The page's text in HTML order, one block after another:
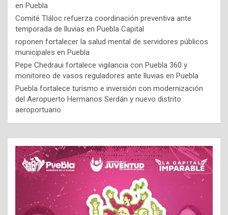
en Puebla
Comité Tláloc refuerza coordinación preventiva ante
temporada de lluvias en Puebla Capital
roponen fortalecer la salud mental de servidores públicos
municipales en Puebla
Pepe Chedraui fortalece vigilancia con Puebla 360 y
monitoreo de vasos reguladores ante lluvias en Puebla
Puebla fortalece turismo e inversión con modernización
del Aeropuerto Hermanos Serdán y nuevo distrito
aeroportuario